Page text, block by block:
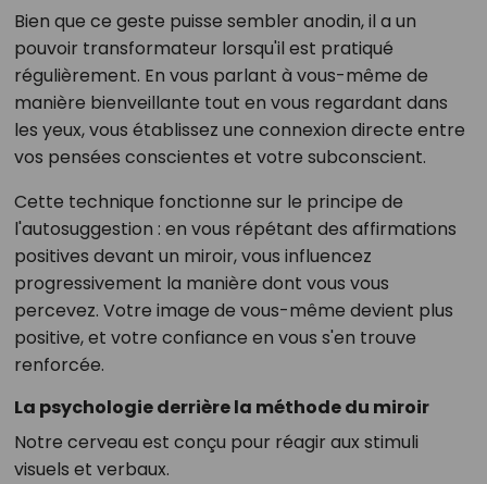
Bien que ce geste puisse sembler anodin, il a un
pouvoir transformateur lorsqu'il est pratiqué
régulièrement. En vous parlant à vous-même de
manière bienveillante tout en vous regardant dans
les yeux, vous établissez une connexion directe entre
vos pensées conscientes et votre subconscient.
Cette technique fonctionne sur le principe de
l'autosuggestion : en vous répétant des affirmations
positives devant un miroir, vous influencez
progressivement la manière dont vous vous
percevez. Votre image de vous-même devient plus
positive, et votre confiance en vous s'en trouve
renforcée.
La psychologie derrière la méthode du miroir
Notre cerveau est conçu pour réagir aux stimuli
visuels et verbaux.